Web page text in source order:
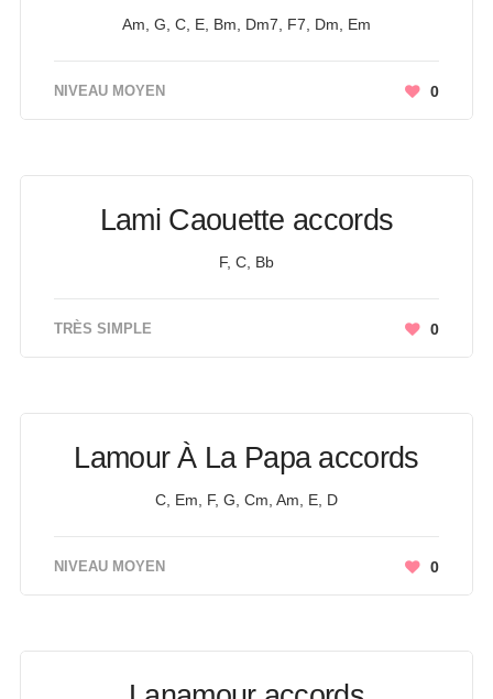
Am, G, C, E, Bm, Dm7, F7, Dm, Em
NIVEAU MOYEN 0
Lami Caouette accords
F, C, Bb
TRÈS SIMPLE 0
Lamour À La Papa accords
C, Em, F, G, Cm, Am, E, D
NIVEAU MOYEN 0